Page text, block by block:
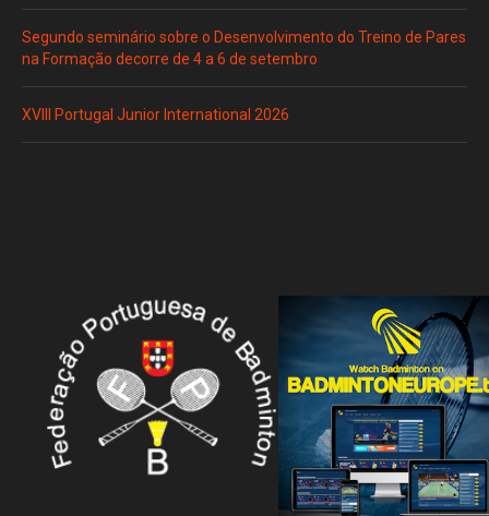
Segundo seminário sobre o Desenvolvimento do Treino de Pares
na Formação decorre de 4 a 6 de setembro
XVIII Portugal Junior International 2026